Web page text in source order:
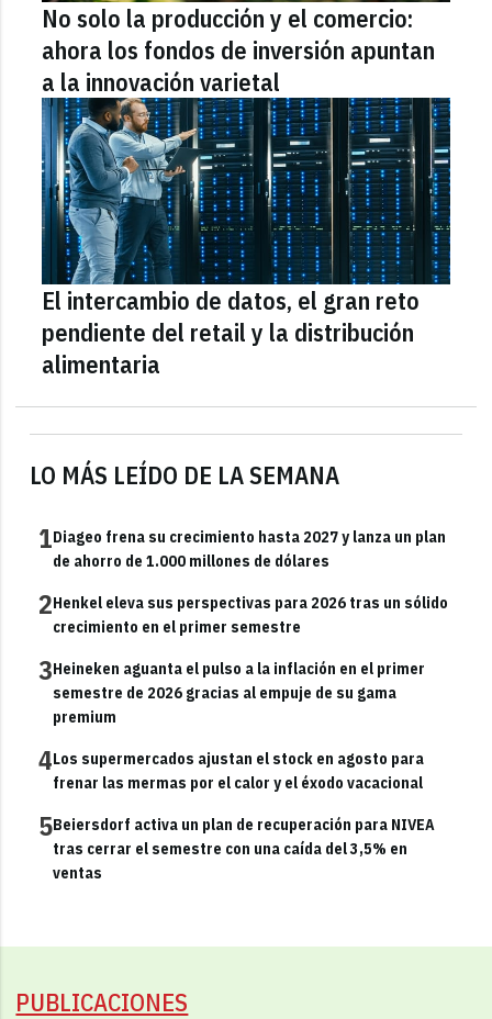
LO MÁS LEÍDO DE LA SEMANA
1Diageo frena su crecimiento hasta 2027 y lanza un plan
de ahorro de 1.000 millones de dólares
2Henkel eleva sus perspectivas para 2026 tras un sólido
crecimiento en el primer semestre
3Heineken aguanta el pulso a la inflación en el primer
semestre de 2026 gracias al empuje de su gama
premium
4Los supermercados ajustan el stock en agosto para
frenar las mermas por el calor y el éxodo vacacional
5Beiersdorf activa un plan de recuperación para NIVEA
tras cerrar el semestre con una caída del 3,5% en
ventas
No solo la producción y el comercio:
ahora los fondos de inversión apuntan
a la innovación varietal
El intercambio de datos, el gran reto
pendiente del retail y la distribución
alimentaria
PUBLICACIONES